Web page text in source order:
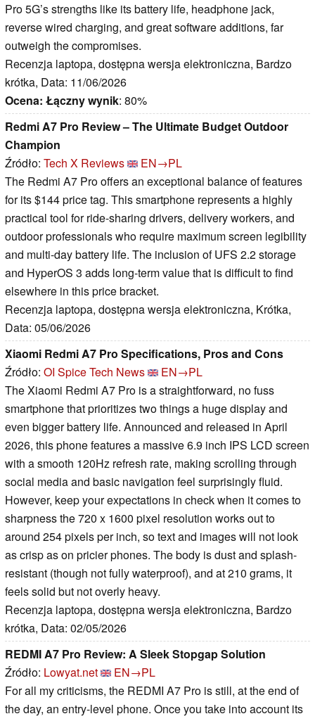
Pro 5G’s strengths like its battery life, headphone jack,
reverse wired charging, and great software additions, far
outweigh the compromises.
Recenzja laptopa, dostępna wersja elektroniczna, Bardzo
krótka, Data: 11/06/2026
Ocena: Łączny wynik: 80%
Redmi A7 Pro Review – The Ultimate Budget Outdoor
Champion
Źródło: Tech X Reviews
EN→PL
The Redmi A7 Pro offers an exceptional balance of features
for its $144 price tag. This smartphone represents a highly
practical tool for ride-sharing drivers, delivery workers, and
outdoor professionals who require maximum screen legibility
and multi-day battery life. The inclusion of UFS 2.2 storage
and HyperOS 3 adds long-term value that is difficult to find
elsewhere in this price bracket.
Recenzja laptopa, dostępna wersja elektroniczna, Krótka,
Data: 05/06/2026
Xiaomi Redmi A7 Pro Specifications, Pros and Cons
Źródło: OI Spice Tech News
EN→PL
The Xiaomi Redmi A7 Pro is a straightforward, no fuss
smartphone that prioritizes two things a huge display and
even bigger battery life. Announced and released in April
2026, this phone features a massive 6.9 inch IPS LCD screen
with a smooth 120Hz refresh rate, making scrolling through
social media and basic navigation feel surprisingly fluid.
However, keep your expectations in check when it comes to
sharpness the 720 x 1600 pixel resolution works out to
around 254 pixels per inch, so text and images will not look
as crisp as on pricier phones. The body is dust and splash-
resistant (though not fully waterproof), and at 210 grams, it
feels solid but not overly heavy.
Recenzja laptopa, dostępna wersja elektroniczna, Bardzo
krótka, Data: 02/05/2026
REDMI A7 Pro Review: A Sleek Stopgap Solution
Źródło: Lowyat.net
EN→PL
For all my criticisms, the REDMI A7 Pro is still, at the end of
the day, an entry-level phone. Once you take into account its